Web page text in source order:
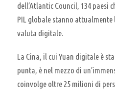
dell’Atlantic Council, 134 paesi
PIL globale stanno
valuta digitale.
La Cina, il cui Yuan digitale è
punta, è nel mezzo di
coinvolge oltre 25 milioni di